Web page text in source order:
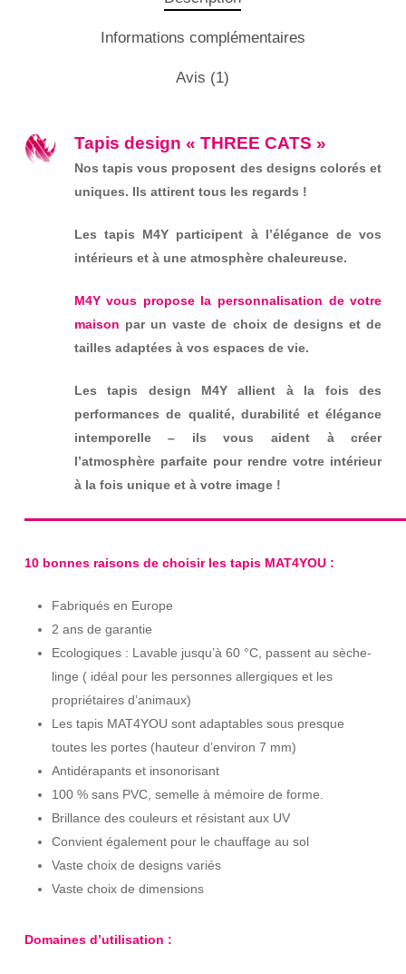
Informations complémentaires
Avis (1)
Tapis design « THREE CATS »
Nos tapis vous proposent des designs colorés et
uniques. Ils attirent tous les regards !
Les tapis M4Y participent à l’élégance de vos
intérieurs et à une atmosphère chaleureuse.
M4Y vous propose la personnalisation de votre
maison par un vaste de choix de designs et de
tailles adaptées à vos espaces de vie.
Les tapis design M4Y allient à la fois des
performances de qualité, durabilité et élégance
intemporelle – ils vous aident à créer
l’atmosphère parfaite pour rendre votre intérieur
à la fois unique et à votre image !
10 bonnes raisons de choisir les tapis MAT4YOU :
Fabriqués en Europe
2 ans de garantie
Ecologiques : Lavable jusqu’à 60 °C, passent au sèche-
linge ( idéal pour les personnes allergiques et les
propriétaires d’animaux)
Les tapis MAT4YOU sont adaptables sous presque
toutes les portes (hauteur d’environ 7 mm)
Antidérapants et insonorisant
100 % sans PVC, semelle à mémoire de forme.
Brillance des couleurs et résistant aux UV
Convient également pour le chauffage au sol
Vaste choix de designs variés
Vaste choix de dimensions
Domaines d’utilisation :